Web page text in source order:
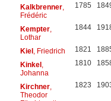
Kalkbrenner,
Frédéric
1785
Kempter,
Lothar
1844
Kiel, Friedrich 1821
Kinkel,
Johanna
1810
Kirchner,
Theodor
1823